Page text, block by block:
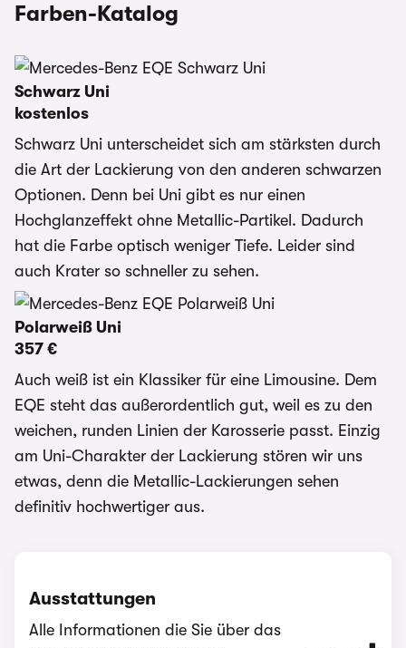
Farben-Katalog
Schwarz Uni
kostenlos
Schwarz Uni unterscheidet sich am stärksten durch
die Art der Lackierung von den anderen schwarzen
Optionen. Denn bei Uni gibt es nur einen
Hochglanzeffekt ohne Metallic-Partikel. Dadurch
hat die Farbe optisch weniger Tiefe. Leider sind
auch Krater so schneller zu sehen.
Polarweiß Uni
357 €
Auch weiß ist ein Klassiker für eine Limousine. Dem
EQE steht das außerordentlich gut, weil es zu den
weichen, runden Linien der Karosserie passt. Einzig
am Uni-Charakter der Lackierung stören wir uns
etwas, denn die Metallic-Lackierungen sehen
definitiv hochwertiger aus.
Ausstattungen
Alle Informationen die Sie über das